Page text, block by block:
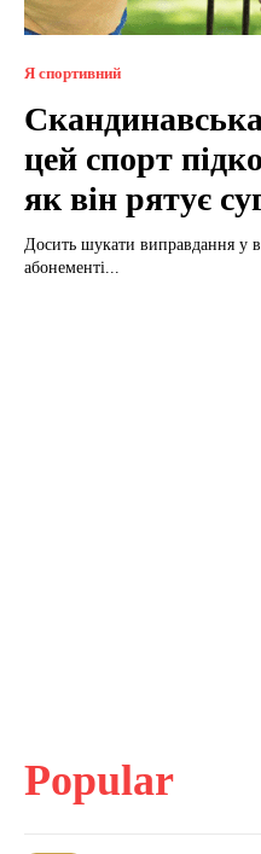
Я спортивний
цей спорт
як він рятує
Досить шукати виправдання у
абонементі...
Popular